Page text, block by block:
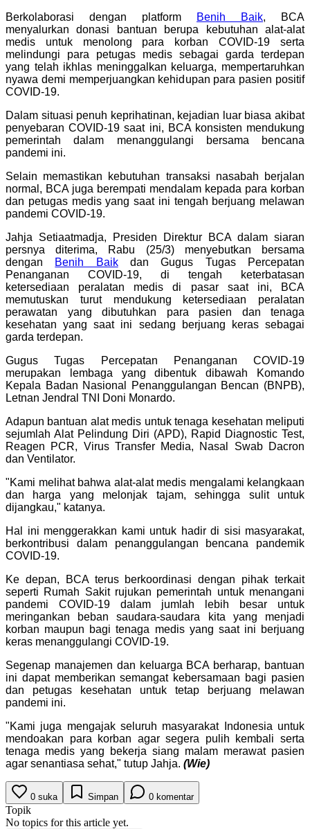
Berkolaborasi dengan platform
Benih Baik, BCA
menyalurkan donasi bantuan berupa kebutuhan alat-alat
medis untuk menolong para korban COVID-19 serta
melindungi para petugas medis sebagai garda terdepan
yang telah ikhlas meninggalkan keluarga, mempertaruhkan
nyawa demi memperjuangkan kehidupan para pasien positif
COVID-19.
Dalam situasi penuh keprihatinan, kejadian luar biasa akibat
penyebaran COVID-19 saat ini, BCA konsisten mendukung
pemerintah dalam menanggulangi bersama bencana
pandemi ini.
Selain memastikan kebutuhan transaksi nasabah berjalan
normal, BCA juga berempati mendalam kepada para korban
dan petugas medis yang saat ini tengah berjuang melawan
pandemi COVID-19.
Jahja Setiaatmadja, Presiden Direktur BCA dalam siaran
persnya diterima, Rabu (25/3) menyebutkan bersama
dengan Benih Baikdan Gugus Tugas Percepatan
Penanganan COVID-19, di tengah keterbatasan
ketersediaan peralatan medis di pasar saat ini, BCA
memutuskan turut mendukung ketersediaan peralatan
perawatan yang dibutuhkan para pasien dan tenaga
kesehatan yang saat ini sedang berjuang keras sebagai
garda terdepan.
Gugus Tugas Percepatan Penanganan COVID-19
merupakan lembaga yang dibentuk dibawah Komando
Kepala Badan Nasional Penanggulangan Bencan (BNPB),
Letnan Jendral TNI Doni Monardo.
Adapun bantuan alat medis untuk tenaga kesehatan meliputi
sejumlah Alat Pelindung Diri (APD), Rapid Diagnostic Test,
Reagen PCR, Virus Transfer Media, Nasal Swab Dacron
dan Ventilator.
"Kami melihat bahwa alat-alat medis mengalami kelangkaan
dan harga yang melonjak tajam, sehingga sulit untuk
dijangkau," katanya.
Hal ini menggerakkan kami untuk hadir di sisi masyarakat,
berkontribusi dalam penanggulangan bencana pandemik
COVID-19.
Ke depan, BCA terus berkoordinasi dengan pihak terkait
seperti Rumah Sakit rujukan pemerintah untuk menangani
pandemi COVID-19 dalam jumlah lebih besar untuk
meringankan beban saudara-saudara kita yang menjadi
korban maupun bagi tenaga medis yang saat ini berjuang
keras menanggulangi COVID-19.
Segenap manajemen dan keluarga BCA berharap, bantuan
ini dapat memberikan semangat kebersamaan bagi pasien
dan petugas kesehatan untuk tetap berjuang melawan
pandemi ini.
"Kami juga mengajak seluruh masyarakat Indonesia untuk
mendoakan para korban agar segera pulih kembali serta
tenaga medis yang bekerja siang malam merawat pasien
agar senantiasa sehat," tutup Jahja. (Wie)
0 suka Simpan 0 komentar
Topik
No topics for this article yet.